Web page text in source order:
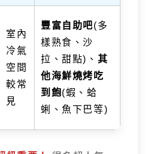
室內
冷氣
空間
較常
見
豐富自助吧(多
樣熟食、沙
拉、甜點)、 其
他海鮮燒烤吃
到飽(蝦、蛤
蜊、魚下巴等)